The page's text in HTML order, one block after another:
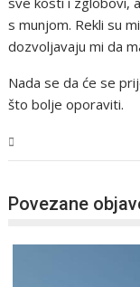
s munjom. Rekli su
dozvoljavaju mi da
Nada se da će se
što bolje oporaviti.
Povezane